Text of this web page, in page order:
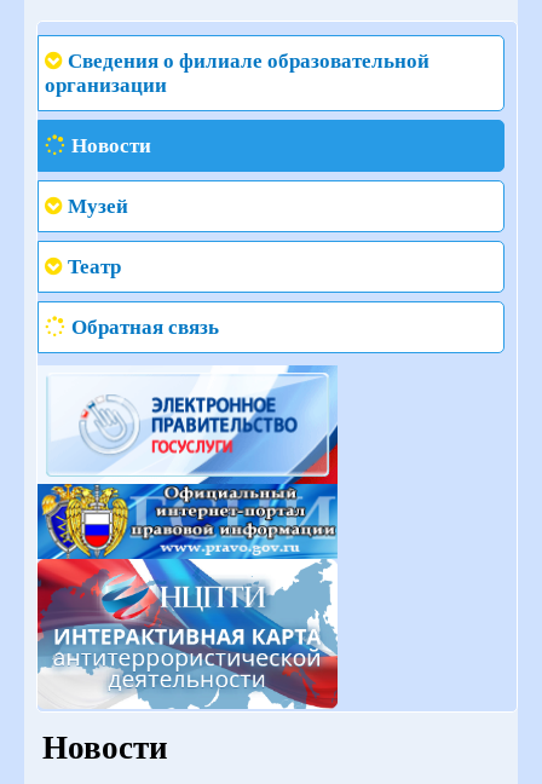
Сведения о филиале образовательной
организации
Новости
Музей
Театр
Обратная связь
Новости